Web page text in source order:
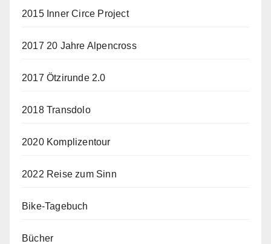
2015 Inner Circe Project
2017 20 Jahre Alpencross
2017 Ötzirunde 2.0
2018 Transdolo
2020 Komplizentour
2022 Reise zum Sinn
Bike-Tagebuch
Bücher